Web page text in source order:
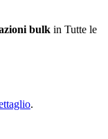
bulk in Tutte le
.